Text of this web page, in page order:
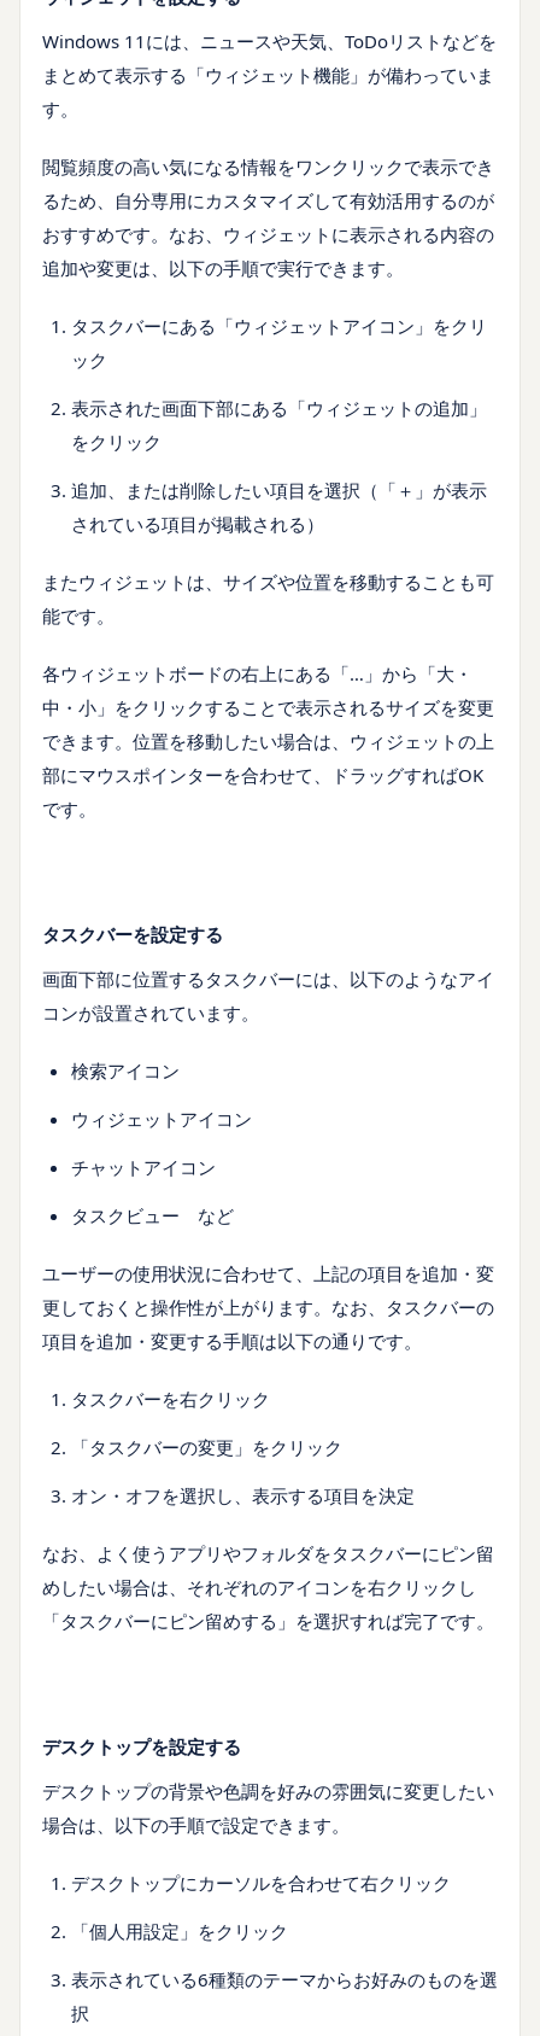
Windows 11には、ニュースや天気、ToDoリストなどを
まとめて表示する「ウィジェット機能」が備わっていま
す。
閲覧頻度の高い気になる情報をワンクリックで表示でき
るため、自分専用にカスタマイズして有効活用するのが
おすすめです。なお、ウィジェットに表示される内容の
追加や変更は、以下の手順で実行できます。
タスクバーにある「ウィジェットアイコン」をクリ
ック
表示された画面下部にある「ウィジェットの追加」
をクリック
追加、または削除したい項目を選択（「＋」が表示
されている項目が掲載される）
またウィジェットは、サイズや位置を移動することも可
能です。
各ウィジェットボードの右上にある「…」から「大・
中・小」をクリックすることで表示されるサイズを変更
できます。位置を移動したい場合は、ウィジェットの上
部にマウスポインターを合わせて、ドラッグすればOK
です。
タスクバーを設定する
画面下部に位置するタスクバーには、以下のようなアイ
コンが設置されています。
検索アイコン
ウィジェットアイコン
チャットアイコン
タスクビュー など
ユーザーの使用状況に合わせて、上記の項目を追加・変
更しておくと操作性が上がります。なお、タスクバーの
項目を追加・変更する手順は以下の通りです。
タスクバーを右クリック
「タスクバーの変更」をクリック
オン・オフを選択し、表示する項目を決定
なお、よく使うアプリやフォルダをタスクバーにピン留
めしたい場合は、それぞれのアイコンを右クリックし
「タスクバーにピン留めする」を選択すれば完了です。
デスクトップを設定する
デスクトップの背景や色調を好みの雰囲気に変更したい
場合は、以下の手順で設定できます。
デスクトップにカーソルを合わせて右クリック
「個人用設定」をクリック
表示されている6種類のテーマからお好みのものを選
択